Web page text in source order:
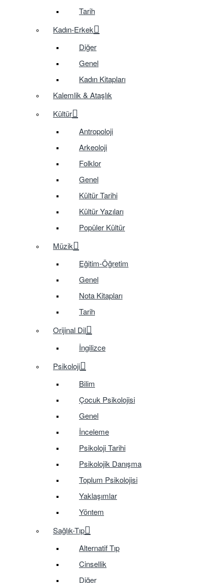
Tarih
Kadın-Erkek
Diğer
Genel
Kadın Kitapları
Kalemlik & Ataşlık
Kültür
Antropoloji
Arkeoloji
Folklor
Genel
Kültür Tarihi
Kültür Yazıları
Popüler Kültür
Müzik
Eğitim-Öğretim
Genel
Nota Kitapları
Tarih
Orijinal Dil
İngilizce
Psikoloji
Bilim
Çocuk Psikolojisi
Genel
İnceleme
Psikoloji Tarihi
Psikolojik Danışma
Toplum Psikolojisi
Yaklaşımlar
Yöntem
Sağlık-Tıp
Alternatif Tıp
Cinsellik
Diğer